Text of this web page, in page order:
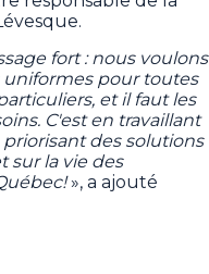
fort : nous voulons
pour toutes
et il faut les
C'est en travaillant
des solutions
sur la vie des
», a ajouté